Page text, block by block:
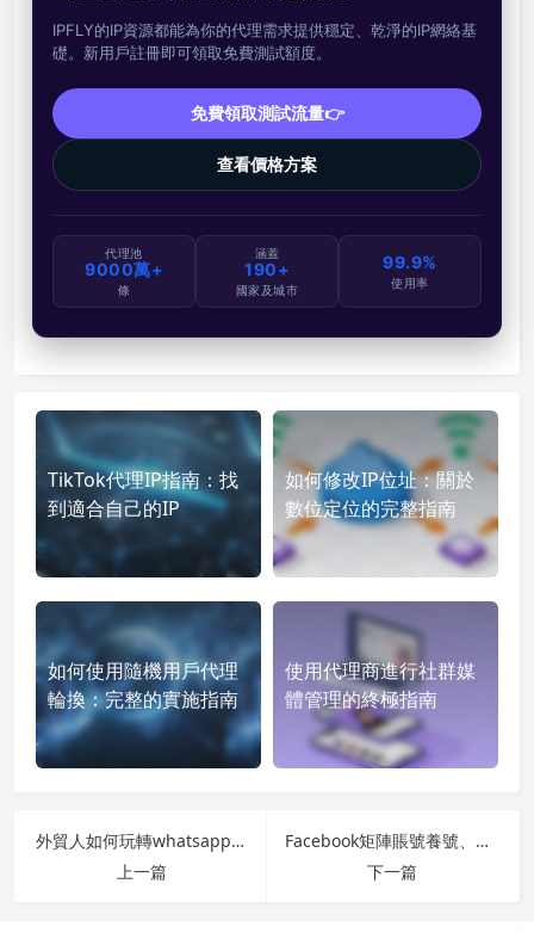
IPFLY的IP資源都能為你的代理需求提供穩定、乾淨的IP網絡基
礎。新用戶註冊即可領取免費測試額度。
免費領取測試流量👉
查看價格方案
代理池
9000萬+
條
涵蓋
190+
國家及城市
99.9%
使用率
TikTok代理IP指南：找
到適合自己的IP
如何修改IP位址：關於
數位定位的完整指南
如何使用隨機用戶代理
輪換：完整的實施指南
使用代理商進行社群媒
體管理的終極指南
外貿人如何玩轉whatsapp開發目標客户
上一篇
Facebook矩陣賬號養號、運營指南：如何從0開始？
下一篇